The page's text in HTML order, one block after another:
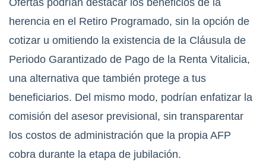
herencia en el Retiro Programado, sin la opción de
cotizar u omitiendo la existencia de la Cláusula de
Periodo Garantizado de Pago de la Renta Vitalicia,
una alternativa que también protege a tus
beneficiarios. Del mismo modo, podrían enfatizar la
comisión del asesor previsional, sin transparentar
los costos de administración que la propia AFP
cobra durante la etapa de jubilación.